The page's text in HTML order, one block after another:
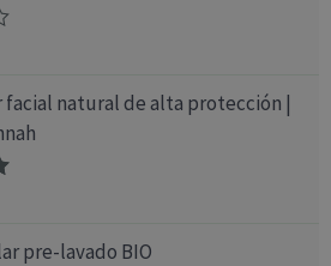
facial natural de alta protección |
pre-lavado BIO